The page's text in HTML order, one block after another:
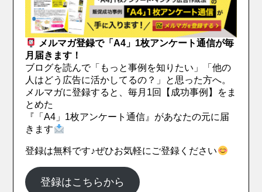
メルマガ登録で「A4」1枚アンケート通信が毎
月届きます！
ブログを読んで「もっと事例を知りたい」「他の
人はどう広告に活かしてるの？」と思った方へ。
メルマガに登録すると、毎月1回【成功事例】をま
とめた
『「A4」1枚アンケート通信』があなたの元に届
きます
登録は無料です♪ぜひお気軽にご登録ください
登録はこちらから